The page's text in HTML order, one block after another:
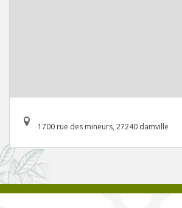
1700 rue des mineurs, 27240 damville